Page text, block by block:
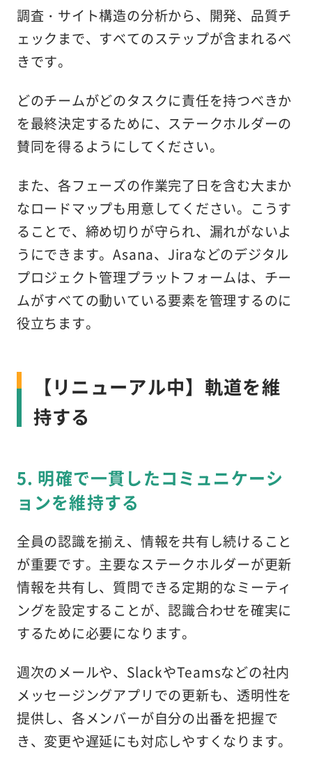
調査・サイト構造の分析から、開発、品質チ
ェックまで、すべてのステップが含まれるべ
きです。
どのチームがどのタスクに責任を持つべきか
を最終決定するために、ステークホルダーの
賛同を得るようにしてください。
また、各フェーズの作業完了日を含む大まか
なロードマップも用意してください。こうす
ることで、締め切りが守られ、漏れがないよ
うにできます。Asana、Jiraなどのデジタル
プロジェクト管理プラットフォームは、チー
ムがすべての動いている要素を管理するのに
役立ちます。
【リニューアル中】軌道を維
持する
5. 明確で一貫したコミュニケーシ
ョンを維持する
全員の認識を揃え、情報を共有し続けること
が重要です。主要なステークホルダーが更新
情報を共有し、質問できる定期的なミーティ
ングを設定することが、認識合わせを確実に
するために必要になります。
週次のメールや、SlackやTeamsなどの社内
メッセージングアプリでの更新も、透明性を
提供し、各メンバーが自分の出番を把握で
き、変更や遅延にも対応しやすくなります。